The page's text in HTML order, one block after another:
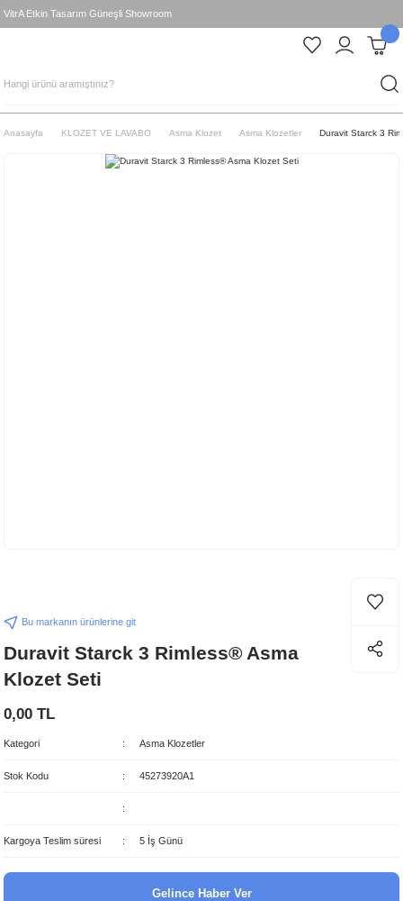
VitrA Etkin Tasarım Güneşli Showroom
Anasayfa KLOZET VE LAVABO Asma Klozet Asma Klozetler Duravit Starck 3
Bu markanın ürünlerine git
Duravit Starck 3 Rimless® Asma
Klozet Seti
0,00 TL
Kategori Asma Klozetler
Stok Kodu 45273920A1
Kargoya Teslim süresi 5 İş Günü
Gelince Haber Ver